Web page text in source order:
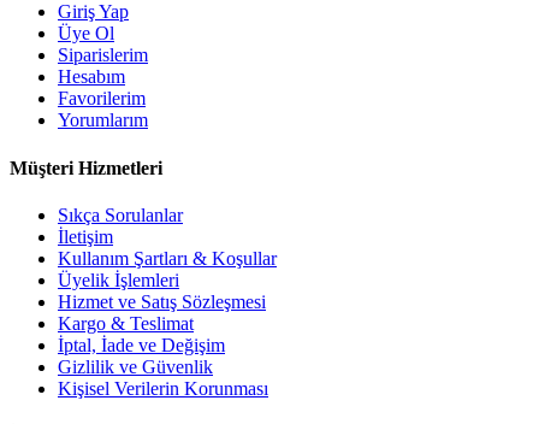
Giriş Yap
Üye Ol
Siparislerim
Hesabım
Favorilerim
Yorumlarım
Müşteri Hizmetleri
Sıkça Sorulanlar
İletişim
Kullanım Şartları & Koşullar
Üyelik İşlemleri
Hizmet ve Satış Sözleşmesi
Kargo & Teslimat
İptal, İade ve Değişim
Gizlilik ve Güvenlik
Kişisel Verilerin Korunması